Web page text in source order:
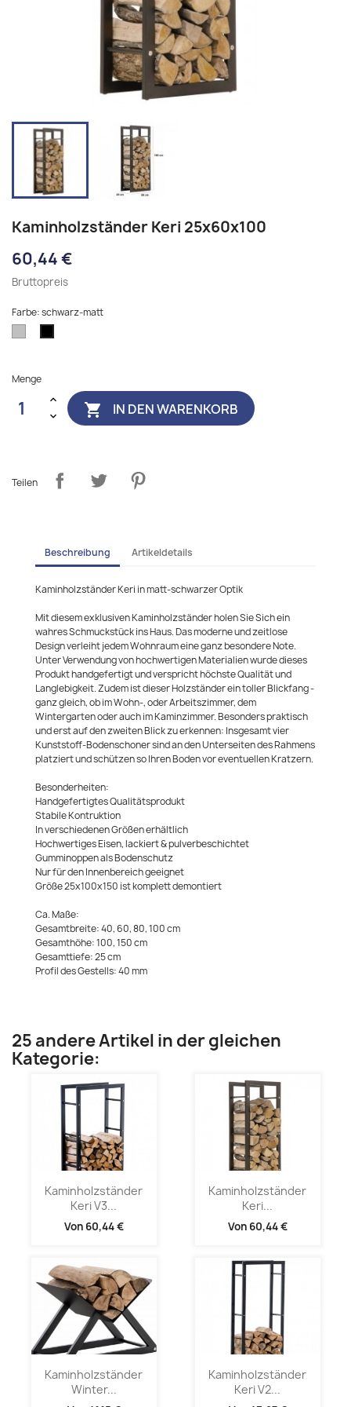
Kaminholzständer Keri 25x60x100
60,44 €
Bruttopreis
Farbe: schwarz-matt
schwarz-
Menge
 IN DEN WARENKORB
Teilen
Beschreibung Artikeldetails
Kaminholzständer Keri in matt-schwarzer Optik
Mit diesem exklusiven Kaminholzständer holen Sie Sich ein
wahres Schmuckstück ins Haus. Das moderne und zeitlose
Design verleiht jedem Wohnraum eine ganz besondere Note.
Unter Verwendung von hochwertigen Materialien wurde dieses
Produkt handgefertigt und verspricht höchste Qualität und
Langlebigkeit. Zudem ist dieser Holzständer ein toller Blickfang -
ganz gleich, ob im Wohn-, oder Arbeitszimmer, dem
Wintergarten oder auch im Kaminzimmer. Besonders praktisch
und erst auf den zweiten Blick zu erkennen: Insgesamt vier
Kunststoff-Bodenschoner sind an den Unterseiten des Rahmens
platziert und schützen so Ihren Boden vor eventuellen Kratzern.
Besonderheiten:
Handgefertigtes Qualitätsprodukt
Stabile Kontruktion
In verschiedenen Größen erhältlich
Hochwertiges Eisen, lackiert & pulverbeschichtet
Gumminoppen als Bodenschutz
Nur für den Innenbereich geeignet
Größe 25x100x150 ist komplett demontiert
Ca. Maße:
Gesamtbreite: 40, 60, 80, 100 cm
Gesamthöhe: 100, 150 cm
Gesamttiefe: 25 cm
Profil des Gestells: 40 mm
25 andere Artikel in der gleichen
Kategorie:
Kaminholzständer
Keri V3...
Von 60,44 €
Kaminholzständer
Keri...
Von 60,44 €
Kaminholzständer
Winter...
Kaminholzständer
Keri V2...